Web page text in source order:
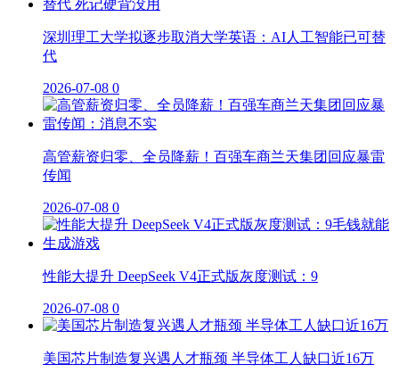
深圳理工大学拟逐步取消大学英语：AI人工智能已可替
代
2026-07-08 0
高管薪资归零、全员降薪！百强车商兰天集团回应暴雷
传闻
2026-07-08 0
性能大提升 DeepSeek V4正式版灰度测试：9
2026-07-08 0
美国芯片制造复兴遇人才瓶颈 半导体工人缺口近16万